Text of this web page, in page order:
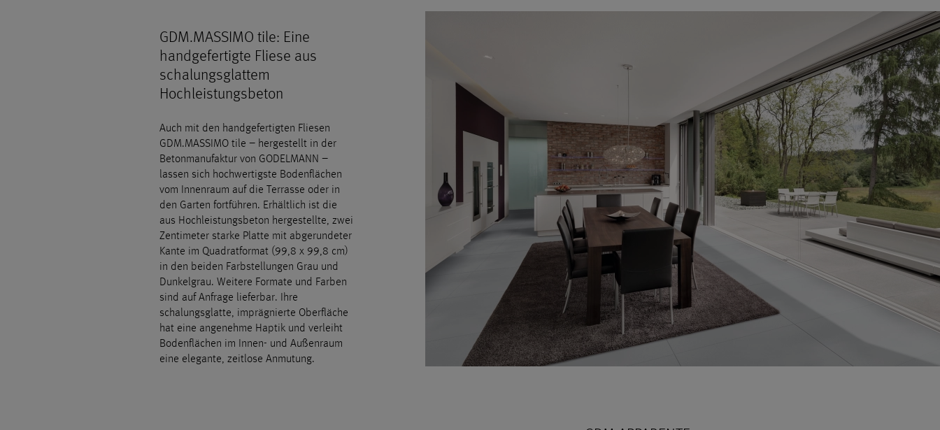
GDM.MASSIMO tile: Eine
handgefertigte Fliese aus
schalungsglattem
Hochleistungsbeton
Auch mit den handgefertigten Fliesen
GDM.MASSIMO tile – hergestellt in der
Betonmanufaktur von GODELMANN –
lassen sich hochwertigste Bodenflächen
vom Innenraum auf die Terrasse oder in
den Garten fortführen. Erhältlich ist die
aus Hochleistungsbeton hergestellte, zwei
Zentimeter starke Platte mit abgerundeter
Kante im Quadratformat (99,8 x 99,8 cm)
in den beiden Farbstellungen Grau und
Dunkelgrau. Weitere Formate und Farben
sind auf Anfrage lieferbar. Ihre
schalungsglatte, imprägnierte Oberfläche
hat eine angenehme Haptik und verleiht
Bodenflächen im Innen- und Außenraum
eine elegante, zeitlose Anmutung.